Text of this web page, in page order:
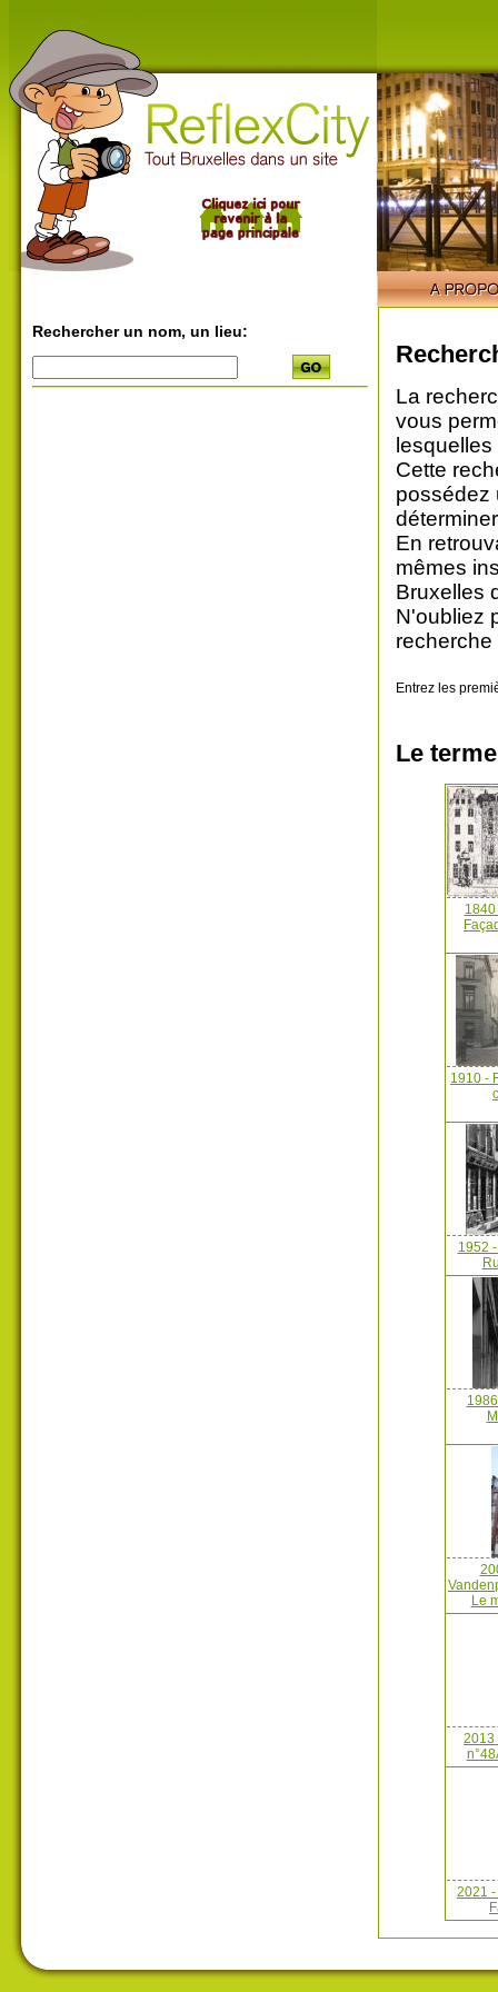
Rechercher un nom, un lieu:
La
vous
Cette
possédez
En
mêmes
Bruxelles
N'oubliez
recherche
Entrez les
Le
1910 -
1952
Le
2013
2021 -